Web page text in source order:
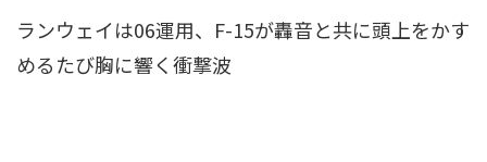
ランウェイは06運用、 F-15が轟音と共に頭上をかす
めるたび胸に響く衝撃波